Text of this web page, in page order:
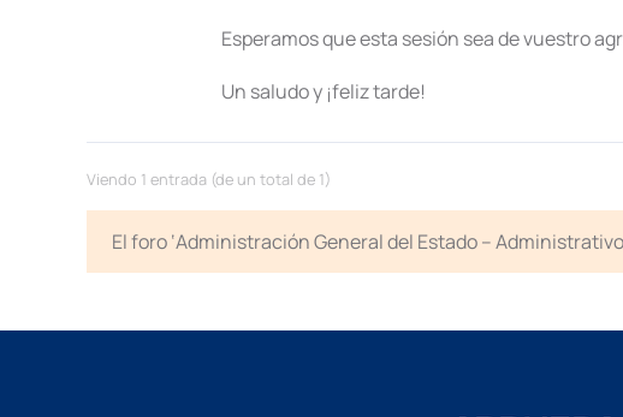
Esperamos que esta sesión sea de vuestro
Un saludo y ¡feliz tarde!
Viendo 1 entrada (de un total de 1)
El foro ‘Administración General del Estado –